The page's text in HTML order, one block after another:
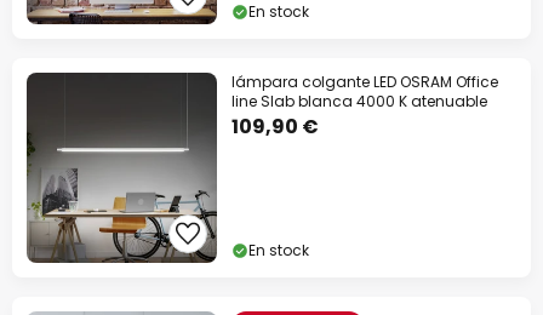
En stock
lámpara colgante LED OSRAM Office
line Slab blanca 4000 K atenuable
109,90 €
En stock